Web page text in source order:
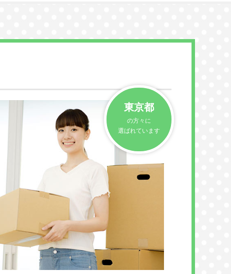
東京都
の方々に
選ばれています